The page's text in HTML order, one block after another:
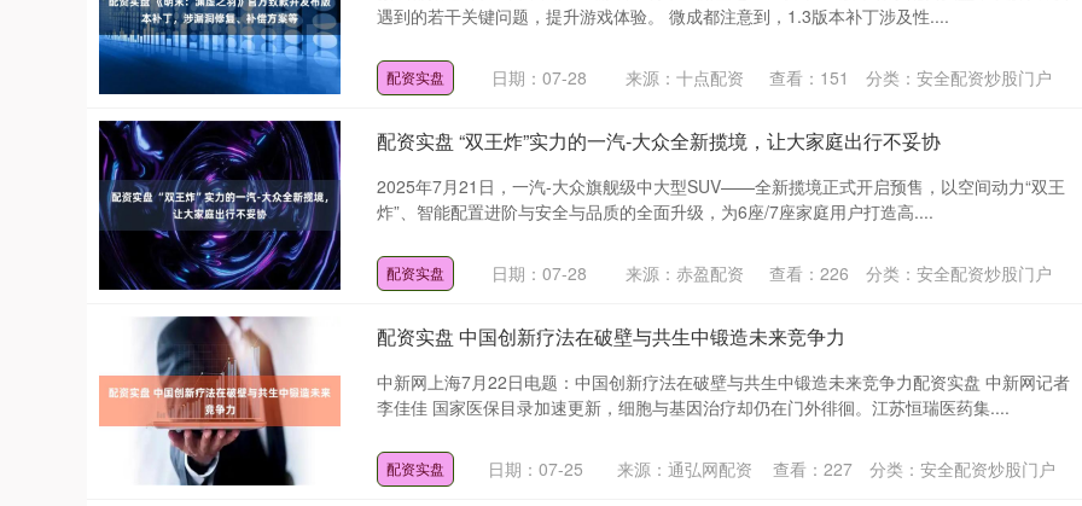
遇到的若干关键问题，提升游戏体验。 微成都注意到，1.3版本补丁涉及性....
配资实盘 日期：07-28 来源：十点配资 查看： 151 分类： 安全配资炒股门户
配资实盘 “双王炸”实力的一汽-大众全新揽境，让大家庭出行不妥协
2025年7月21日，一汽-大众旗舰级中大型SUV——全新揽境正式开启预售，以空间动力“双王
炸”、智能配置进阶与安全与品质的全面升级，为6座/7座家庭用户打造高....
配资实盘 日期：07-28 来源：赤盈配资 查看： 226 分类： 安全配资炒股门户
配资实盘 中国创新疗法在破壁与共生中锻造未来竞争力
中新网上海7月22日电题：中国创新疗法在破壁与共生中锻造未来竞争力配资实盘 中新网记者
李佳佳 国家医保目录加速更新，细胞与基因治疗却仍在门外徘徊。江苏恒瑞医药集....
配资实盘 日期：07-25 来源：通弘网配资 查看：227 分类：安全配资炒股门户